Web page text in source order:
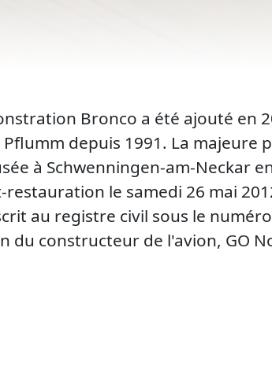
Bronco a été ajouté en
depuis 1991. La majeure
à Schwenningen-am-Neckar
le samedi 26 mai
au registre civil sous le
du constructeur de l'avion, GO